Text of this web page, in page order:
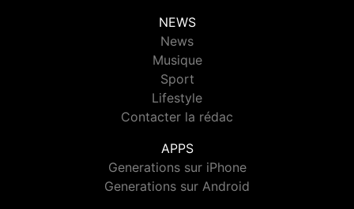
NEWS
News
Musique
Sport
Lifestyle
Contacter la rédac
APPS
Generations sur iPhone
Generations sur Android